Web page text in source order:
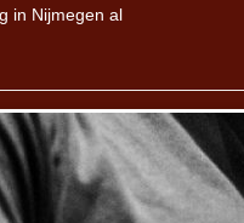
in Nijmegen al